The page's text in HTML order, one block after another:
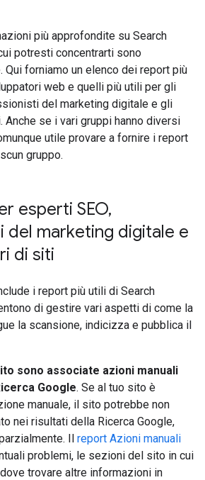
più approfondite su Search
potresti concentrarti sono
forniamo un elenco dei report più
web e quelli più utili per gli
del marketing digitale e gli
se i vari gruppi hanno diversi
utile provare a fornire i report
gruppo.
esperti SEO,
del marketing digitale e
di siti
i report più utili di Search
di gestire vari aspetti di come la
la scansione, indicizza e pubblica il
sono associate azioni manuali
Google. Se al tuo sito è
manuale, il sito potrebbe non
nei risultati della Ricerca Google,
Il report Azioni manuali
problemi, le sezioni del sito in cui
trovare altre informazioni in